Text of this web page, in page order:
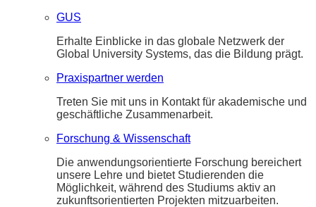
GUS
Erhalte Einblicke in das globale Netzwerk der
Global University Systems, das die Bildung prägt.
Praxispartner werden
Treten Sie mit uns in Kontakt für akademische und
geschäftliche Zusammenarbeit.
Forschung & Wissenschaft
Die anwendungsorientierte Forschung bereichert
unsere Lehre und bietet Studierenden die
Möglichkeit, während des Studiums aktiv an
zukunftsorientierten Projekten mitzuarbeiten.